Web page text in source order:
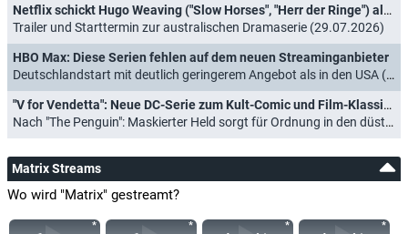
Netflix schickt Hugo Weaving ("Slow Horses", "Herr der Ringe") als "The Airport Chaplain" an den Start
Trailer und Starttermin zur australischen Dramaserie (29.07.2026)
HBO Max: Diese Serien fehlen auf dem neuen Streaminganbieter
Deutschlandstart mit deutlich geringerem Angebot als in den USA (20.01.2026)
"V for Vendetta": Neue DC-Serie zum Kult-Comic und Film-Klassiker für HBO bestellt
Nach "The Penguin": Maskierter Held sorgt für Ordnung in den düsteren Straßen (11.11.2025)
Matrix Streams
Wo wird "Matrix" gestreamt?